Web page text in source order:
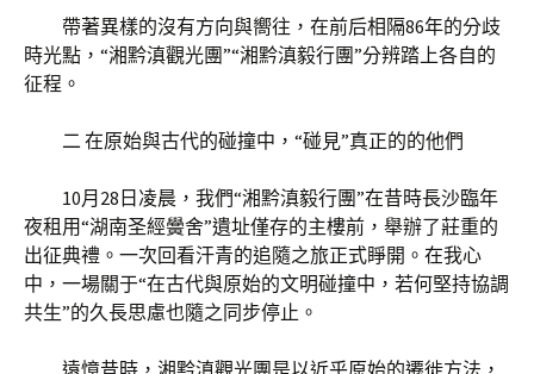
帶著異樣的沒有方向與嚮往，在前后相隔86年的分歧
時光點，“湘黔滇觀光團”“湘黔滇毅行團”分辨踏上各自的
征程。
二 在原始與古代的碰撞中，“碰見”真正的的他們
10月28日凌晨，我們“湘黔滇毅行團”在昔時長沙臨年
夜租用“湖南圣經黌舍”遺址僅存的主樓前，舉辦了莊重的
出征典禮。一次回看汗青的追隨之旅正式睜開。在我心
中，一場關于“在古代與原始的文明碰撞中，若何堅持協調
共生”的久長思慮也隨之同步停止。
遠憶昔時，湘黔滇觀光團是以近乎原始的遷徙方法，